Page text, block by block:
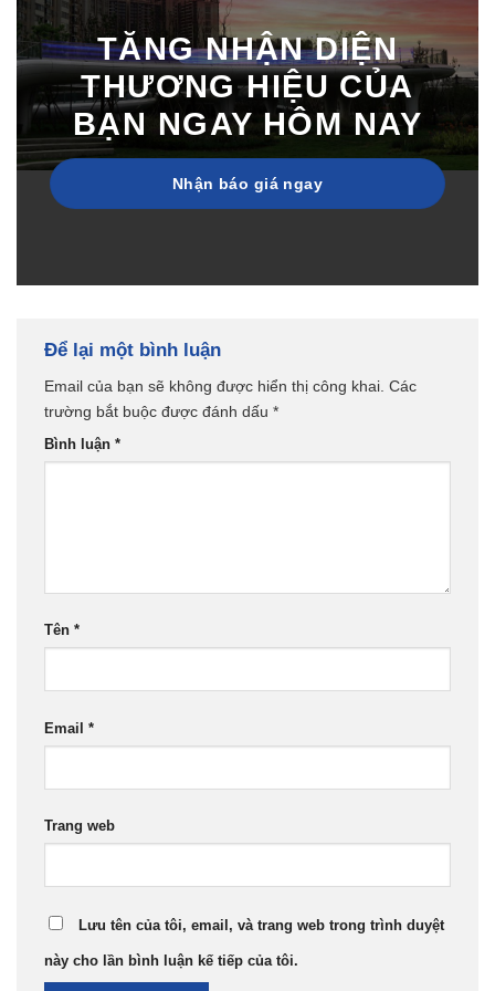
TĂNG NHẬN DIỆN
THƯƠNG HIỆU CỦA
BẠN NGAY HÔM NAY
Nhận báo giá ngay
Để lại một bình luận
Email của bạn sẽ không được hiển thị công khai. Các
trường bắt buộc được đánh dấu *
Bình luận *
Tên *
Email *
Trang web
Lưu tên của tôi, email, và trang web trong trình duyệt
này cho lần bình luận kế tiếp của tôi.